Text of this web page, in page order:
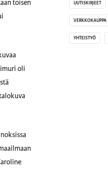
toisen
oli
UUTISKIRJEET
VERKKOKAUPPA
YHTEISTYÖ